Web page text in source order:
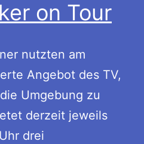
on Tour
nutzten am
Angebot des TV,
Umgebung zu
derzeit jeweils
drei